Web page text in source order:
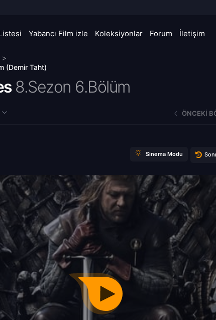
Yabancı Film izle Koleksiyonlar Forum İletişim
>
(Demir Taht)
8.Sezon 6.Bölüm
ÖNCEKI
Sinema Modu